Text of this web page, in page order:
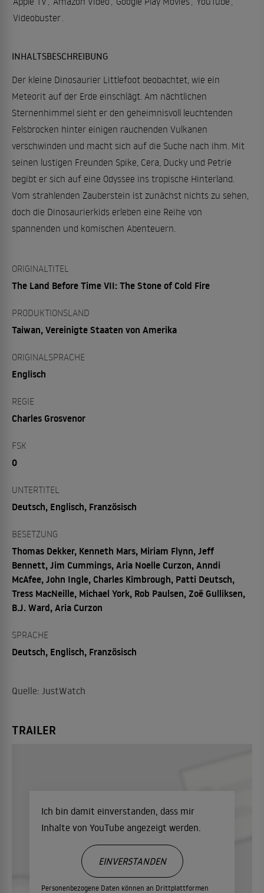
Videobuster.
INHALTSBESCHREIBUNG
Der kleine Dinosaurier Littlefoot beobachtet, wie ein
Meteorit auf der Erde einschlägt. Am nächtlichen
Sternenhimmel sieht er den geheimnisvoll leuchtenden
Felsbrocken hinter einigen rauchenden Vulkanen
verschwinden und macht sich auf die Suche nach ihm. Mit
seinen lustigen Freunden Spike, Cera, Ducky und Petrie
begibt er sich auf eine Odyssee ins tropische Hinterland.
Vom strahlenden Zauberstein ist zunächst nichts zu sehen,
doch die Dinosaurierkids erleben eine Reihe von
spannenden und komischen Abenteuern.
ORIGINALTITEL
The Land Before Time VII: The Stone of Cold Fire
PRODUKTIONSLAND
Taiwan, Vereinigte Staaten von Amerika
ORIGINALSPRACHE
Englisch
REGIE
Charles Grosvenor
FSK
0
UNTERTITEL
Deutsch, Englisch, Französisch
BESETZUNG
Thomas Dekker, Kenneth Mars, Miriam Flynn, Jeff
Bennett, Jim Cummings, Aria Noelle Curzon, Anndi
McAfee, John Ingle, Charles Kimbrough, Patti Deutsch,
Tress MacNeille, Michael York, Rob Paulsen, Zoë Gulliksen,
B.J. Ward, Aria Curzon
SPRACHE
Deutsch, Englisch, Französisch
Quelle: JustWatch
TRAILER
Ich bin damit einverstanden, dass mir
Inhalte von YouTube angezeigt werden.
Personenbezogene Daten können an Drittplattformen
EINVERSTANDEN